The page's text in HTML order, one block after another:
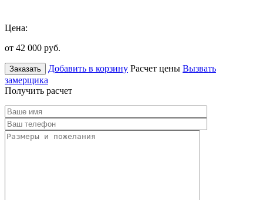
Цена:
от 42 000 руб.
Заказать Добавить в корзину Расчет цены Вызвать
замерщика
Получить расчет